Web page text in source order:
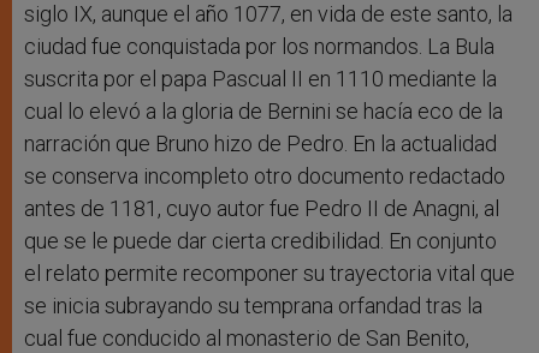
siglo IX, aunque el año 1077, en vida de este santo, la
ciudad fue conquistada por los normandos. La Bula
suscrita por el papa Pascual II en 1110 mediante la
cual lo elevó a la gloria de Bernini se hacía eco de la
narración que Bruno hizo de Pedro. En la actualidad
se conserva incompleto otro documento redactado
antes de 1181, cuyo autor fue Pedro II de Anagni, al
que se le puede dar cierta credibilidad. En conjunto
el relato permite recomponer su trayectoria vital que
se inicia subrayando su temprana orfandad tras la
cual fue conducido al monasterio de San Benito,